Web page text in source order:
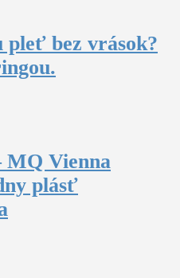
pleť bez vrások?
Vienna
plásť